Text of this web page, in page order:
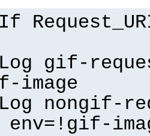
gif-
image
nongif-
env=!gif-